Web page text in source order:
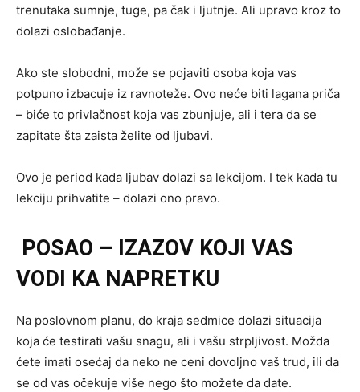
trenutaka sumnje, tuge, pa čak i ljutnje. Ali upravo kroz to
dolazi oslobađanje.
Ako ste slobodni, može se pojaviti osoba koja vas
potpuno izbacuje iz ravnoteže. Ovo neće biti lagana priča
– biće to privlačnost koja vas zbunjuje, ali i tera da se
zapitate šta zaista želite od ljubavi.
Ovo je period kada ljubav dolazi sa lekcijom. I tek kada tu
lekciju prihvatite – dolazi ono pravo.
POSAO – IZAZOV KOJI VAS
VODI KA NAPRETKU
Na poslovnom planu, do kraja sedmice dolazi situacija
koja će testirati vašu snagu, ali i vašu strpljivost. Možda
ćete imati osećaj da neko ne ceni dovoljno vaš trud, ili da
se od vas očekuje više nego što možete da date.